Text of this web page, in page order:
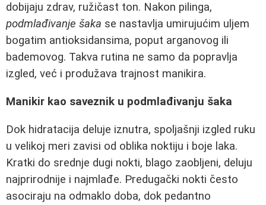
dobijaju zdrav, ružičast ton. Nakon pilinga,
podmlađivanje šaka se nastavlja umirujućim uljem
bogatim antioksidansima, poput arganovog ili
bademovog. Takva rutina ne samo da popravlja
izgled, već i produžava trajnost manikira.
Manikir kao saveznik u podmlađivanju šaka
Dok hidratacija deluje iznutra, spoljašnji izgled ruku
u velikoj meri zavisi od oblika noktiju i boje laka.
Kratki do srednje dugi nokti, blago zaobljeni, deluju
najprirodnije i najmlađe. Predugački nokti često
asociraju na odmaklo doba, dok pedantno